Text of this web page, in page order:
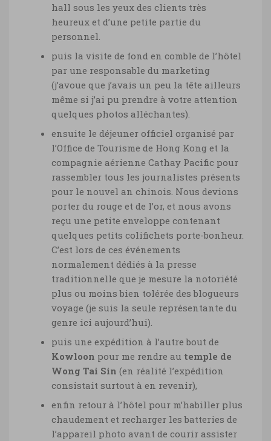
hall sous les yeux des clients très
heureux et d’une petite partie du
personnel.
puis la visite de fond en comble de l’hôtel
par une responsable du marketing
(j’avoue que j’avais un peu la tête ailleurs
même si j’ai pu prendre à votre attention
quelques photos alléchantes).
ensuite le déjeuner officiel organisé par
l’Office de Tourisme de Hong Kong et la
compagnie aérienne Cathay Pacific pour
rassembler tous les journalistes présents
pour le nouvel an chinois. Nous devions
porter du rouge et de l’or, et nous avons
reçu une petite enveloppe contenant
quelques petits colifichets porte-bonheur.
C’est lors de ces événements
normalement dédiés à la presse
traditionnelle que je mesure la notoriété
plus ou moins bien tolérée des blogueurs
voyage (je suis la seule représentante du
genre ici aujourd’hui).
puis une expédition à l’autre bout de
Kowloon pour me rendre au temple de
Wong Tai Sin (en réalité l’expédition
consistait surtout à en revenir),
enfin retour à l’hôtel pour m’habiller plus
chaudement et recharger les batteries de
l’appareil photo avant de courir assister